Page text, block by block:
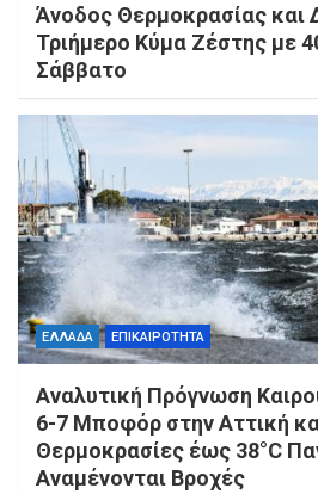
Άνοδος Θερμοκρασίας και
Τριήμερο Κύμα Ζέστης με
Σάββατο
ΕΛΛΑΔΑ ΕΠΙΚΑΙΡΟΤΗΤΑ
Αναλυτική Πρόγνωση
6-7 Μποφόρ στην Αττική
Θερμοκρασίες έως 38°C
Αναμένονται Βροχές